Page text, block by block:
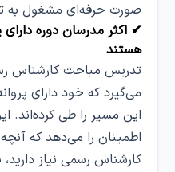
صورت حرفه‌ای مشغول به
✔ اکثر مدرسان دوره
هستند
تدریس مباحث کارشناس
می‌گیرد که خود دارای
این مسیر را طی کرده‌اند.
اطمینان را می‌دهد که
کارشناس رسمی نیاز